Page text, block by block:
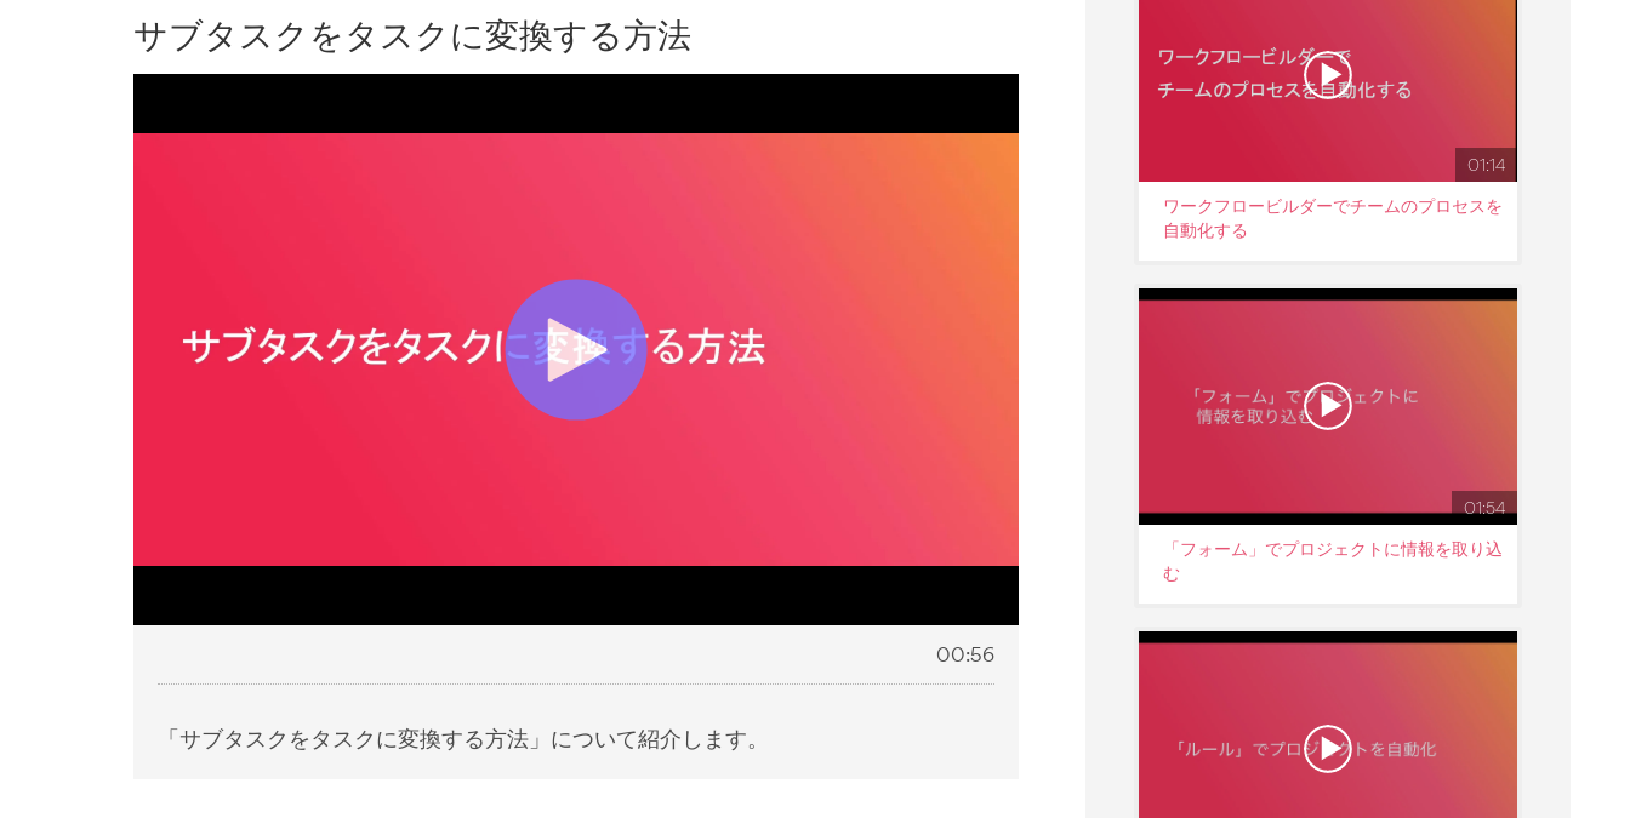
サブタスクをタスクに変換する方法
00:56
「サブタスクをタスクに変換する方法」について紹介します。
01:14
ワークフロービルダーでチームのプロセスを
自動化する
01:54
「フォーム」でプロジェクトに情報を取り込
む